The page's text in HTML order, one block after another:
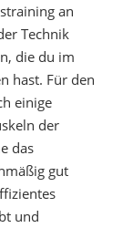
an
Technik
die du im
hast. Für den
einige
der
das
gut
und